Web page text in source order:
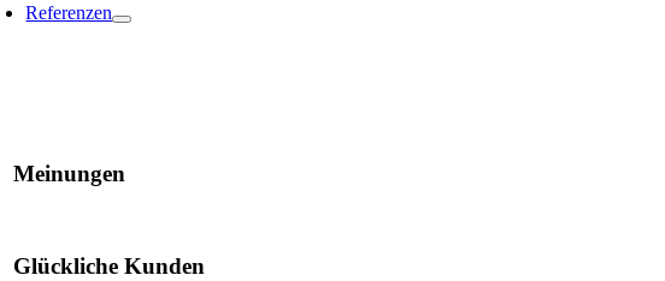
Referenzen
Meinungen
Glückliche Kunden